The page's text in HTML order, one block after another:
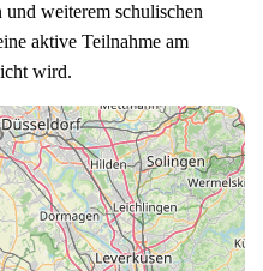
weiterem schulischen
aktive Teilnahme am
wird.